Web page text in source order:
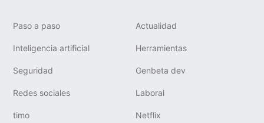
Paso a paso Actualidad
Inteligencia artificial Herramientas
Seguridad Genbeta dev
Redes sociales Laboral
timo Netflix